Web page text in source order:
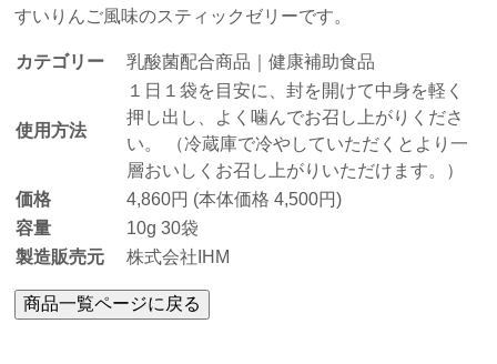
すいりんご風味のスティックゼリーです。
カテゴリー 乳酸菌配合商品｜健康補助食品
使用方法
１日１袋を目安に、封を開けて中身を軽く
押し出し、よく噛んでお召し上がりくださ
い。 （冷蔵庫で冷やしていただくとより一
層おいしくお召し上がりいただけます。）
価格
4,860円 (本体価格 4,500円)
容量
10g 30袋
製造販売元
株式会社IHM